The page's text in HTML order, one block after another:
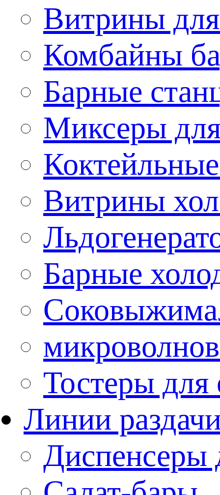
Витрины
Комбайны
Барные
Миксеры
Витрины
Барные
Тостеры
Линии
Диспенсеры